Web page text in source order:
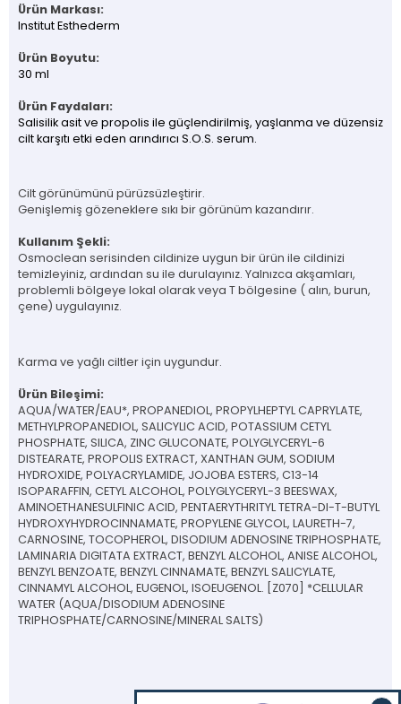
Ürün Markası:
Institut Esthederm
Ürün Boyutu:
30 ml
Ürün Faydaları:
Salisilik asit ve propolis ile güçlendirilmiş, yaşlanma ve düzensiz
cilt karşıtı etki eden arındırıcı S.O.S. serum.
Cilt görünümünü pürüzsüzleştirir.
Genişlemiş gözeneklere sıkı bir görünüm kazandırır.
Kullanım Şekli:
Osmoclean serisinden cildinize uygun bir ürün ile cildinizi
temizleyiniz, ardından su ile durulayınız. Yalnızca akşamları,
problemli bölgeye lokal olarak veya T bölgesine ( alın, burun,
çene) uygulayınız.
Karma ve yağlı ciltler için uygundur.
Ürün Bileşimi:
AQUA/WATER/EAU*, PROPANEDIOL, PROPYLHEPTYL CAPRYLATE,
METHYLPROPANEDIOL, SALICYLIC ACID, POTASSIUM CETYL
PHOSPHATE, SILICA, ZINC GLUCONATE, POLYGLYCERYL-6
DISTEARATE, PROPOLIS EXTRACT, XANTHAN GUM, SODIUM
HYDROXIDE, POLYACRYLAMIDE, JOJOBA ESTERS, C13-14
ISOPARAFFIN, CETYL ALCOHOL, POLYGLYCERYL-3 BEESWAX,
AMINOETHANESULFINIC ACID, PENTAERYTHRITYL TETRA-DI-T-BUTYL
HYDROXYHYDROCINNAMATE, PROPYLENE GLYCOL, LAURETH-7,
CARNOSINE, TOCOPHEROL, DISODIUM ADENOSINE TRIPHOSPHATE,
LAMINARIA DIGITATA EXTRACT, BENZYL ALCOHOL, ANISE ALCOHOL,
BENZYL BENZOATE, BENZYL CINNAMATE, BENZYL SALICYLATE,
CINNAMYL ALCOHOL, EUGENOL, ISOEUGENOL. [Z070] *CELLULAR
WATER (AQUA/DISODIUM ADENOSINE
TRIPHOSPHATE/CARNOSINE/MINERAL SALTS)